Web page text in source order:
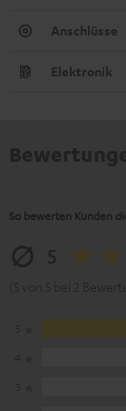
Anschlüsse
Elektronik
So bewerten Kunden